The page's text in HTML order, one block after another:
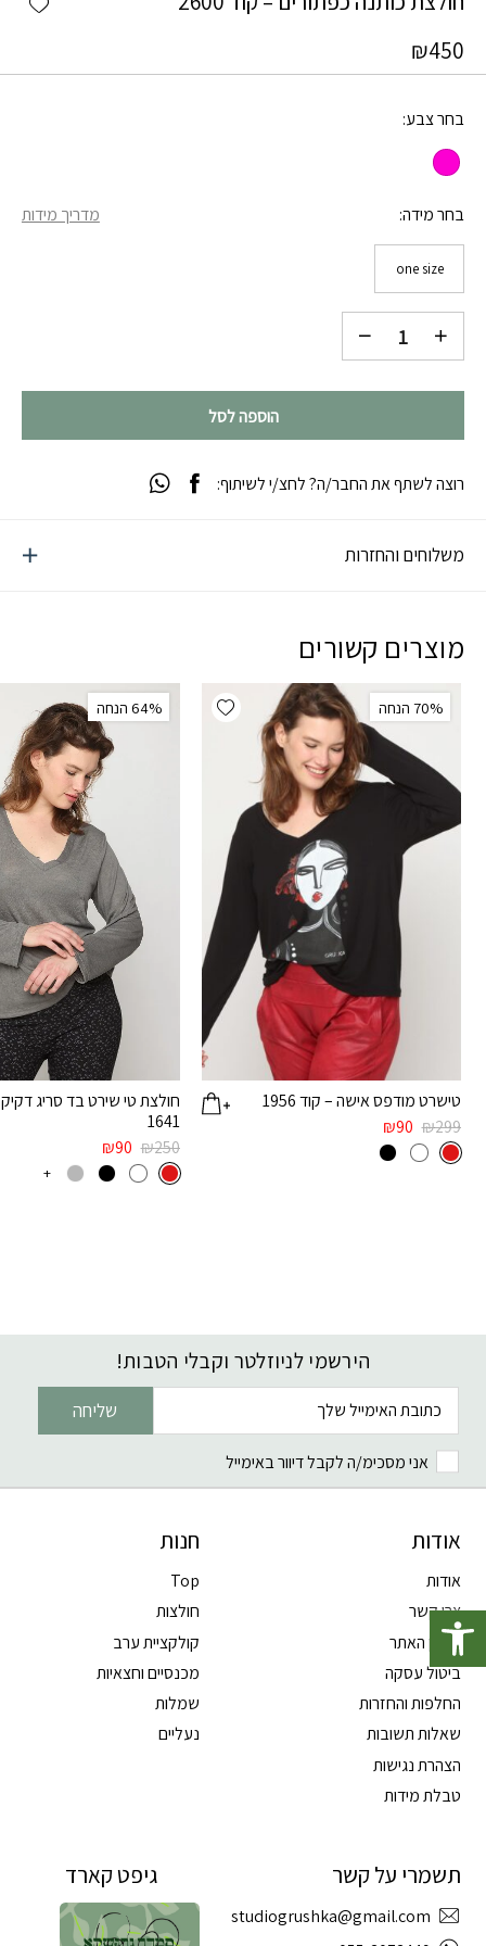
פתח סרגל נגישות
₪450
בחר צבע
בחר מידה מדריך מידות
one size
הוספה לסל
משלוחים והחזרות
רוצה לשתף את החבר/ה? לחצ/י לשיתוף:
מוצרים קשורים
Add wishlist ‫70% הנחה
טישרט מודפס אישה – קוד 1956
₪299
₪90
‫64% הנחה
חולצת טי שירט בד סריג
1641
₪250
₪90
+
הירשמי לניוזלטר וקבלי הטבות!
שליחה
אני מסכימ/ה לקבל דיוור באימייל
אודות
אודות
צרו קשר
תקנון האתר
ביטול עסקה
החלפות והחזרות
שאלות תשובות
הצהרת נגישות
טבלת מידות
חנות
Top
חולצות
קולקציית ערב
מכנסיים וחצאיות
שמלות
נעליים
תשמרי על קשר
studiogrushka@gmail.com
גיפט קארד